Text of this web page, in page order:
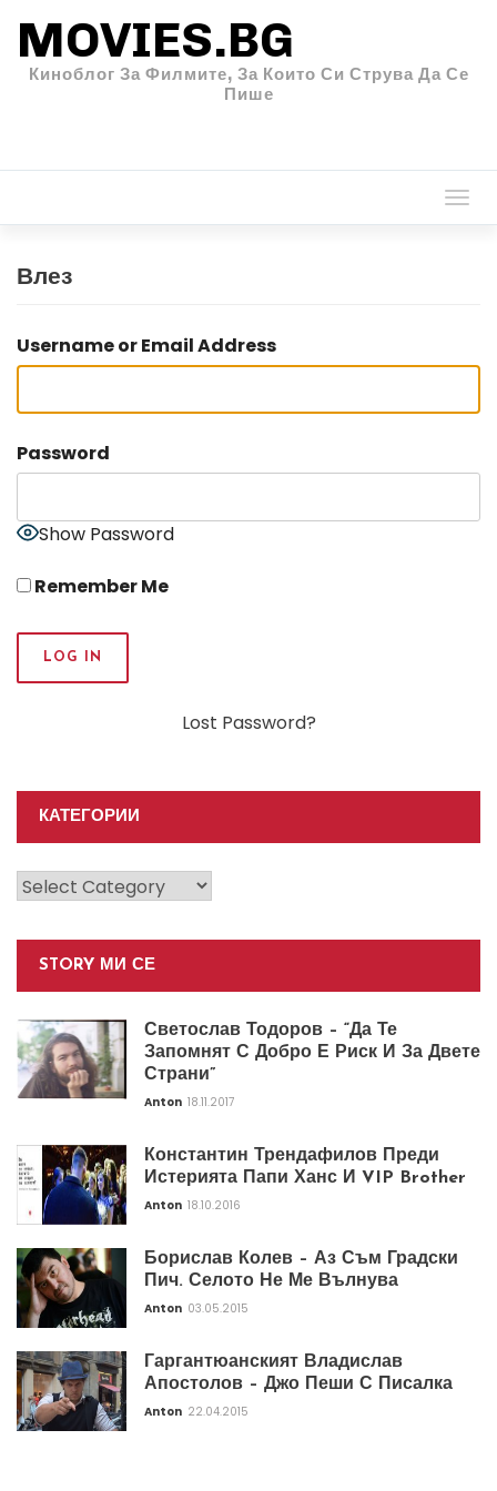
MOVIES.BG
Киноблог За Филмите, За Които Си Струва Да Се
Пише
Влез
Username or Email Address
Password
Show Password
Remember Me
Lost Password?
КАТЕГОРИИ
Категории
STORY МИ СЕ
Светослав Тодоров – “Да Те
Запомнят С Добро Е Риск И За Двете
Страни”
Anton 18.11.2017
Константин Трендафилов Преди
Истерията Папи Ханс И VIP Brother
Anton 18.10.2016
Борислав Колев – Аз Съм Градски
Пич. Селото Не Ме Вълнува
Anton 03.05.2015
Гаргантюанският Владислав
Апостолов – Джо Пеши С Писалка
Anton 22.04.2015